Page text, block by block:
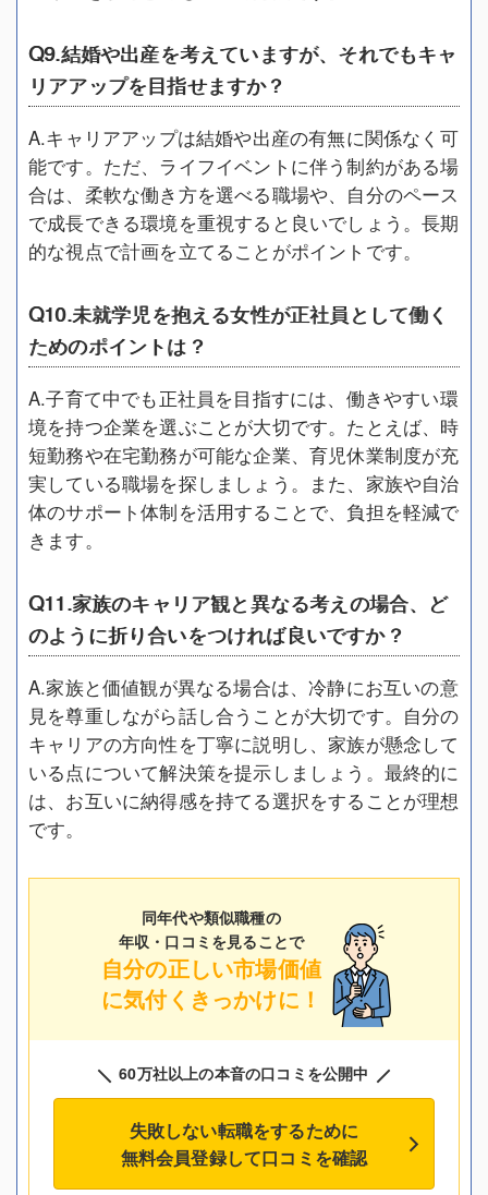
Q9.結婚や出産を考えていますが、それでもキャ
リアアップを目指せますか？
A.キャリアアップは結婚や出産の有無に関係なく可
能です。ただ、ライフイベントに伴う制約がある場
合は、柔軟な働き方を選べる職場や、自分のペース
で成長できる環境を重視すると良いでしょう。長期
的な視点で計画を立てることがポイントです。
Q10.未就学児を抱える女性が正社員として働く
ためのポイントは？
A.子育て中でも正社員を目指すには、働きやすい環
境を持つ企業を選ぶことが大切です。たとえば、時
短勤務や在宅勤務が可能な企業、育児休業制度が充
実している職場を探しましょう。また、家族や自治
体のサポート体制を活用することで、負担を軽減で
きます。
Q11.家族のキャリア観と異なる考えの場合、ど
のように折り合いをつければ良いですか？
A.家族と価値観が異なる場合は、冷静にお互いの意
見を尊重しながら話し合うことが大切です。自分の
キャリアの方向性を丁寧に説明し、家族が懸念して
いる点について解決策を提示しましょう。最終的に
は、お互いに納得感を持てる選択をすることが理想
です。
同年代や類似職種の
年収・口コミを見ることで
自分の正しい市場価値
に気付くきっかけに！
60万社以上の本音の口コミを公開中
失敗しない転職をするために
無料会員登録して口コミを確認